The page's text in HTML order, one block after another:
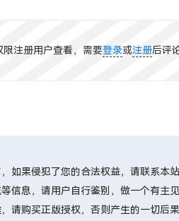
限注册用户查看，需要登录或注册后评
如果侵犯了您的合法权益，请联系本站
信息，请用户自行鉴别，做一个有主见
请购买正版授权，否则产生的一切后